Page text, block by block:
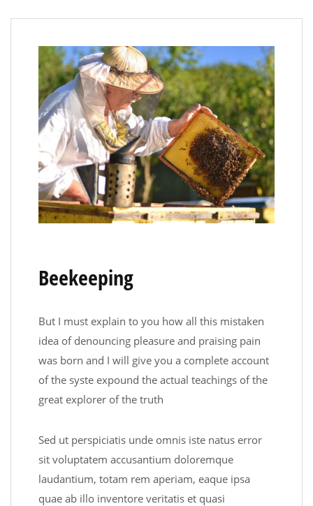
Beekeeping
But I must explain to you how all this mistaken
idea of denouncing pleasure and praising pain
was born and I will give you a complete account
of the syste expound the actual teachings of the
great explorer of the truth
Sed ut perspiciatis unde omnis iste natus error
sit voluptatem accusantium doloremque
laudantium, totam rem aperiam, eaque ipsa
quae ab illo inventore veritatis et quasi